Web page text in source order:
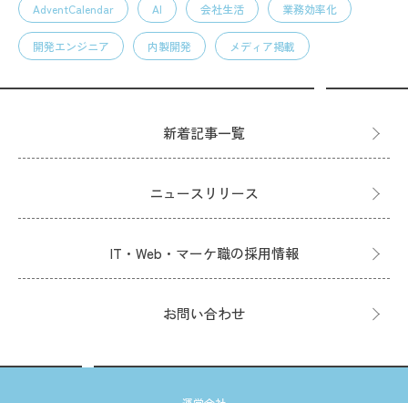
AdventCalendar AI 会社生活 業務効率化
開発エンジニア 内製開発 メディア掲載
新着記事一覧
ニュースリリース
IT・Web・マーケ職の採用情報
お問い合わせ